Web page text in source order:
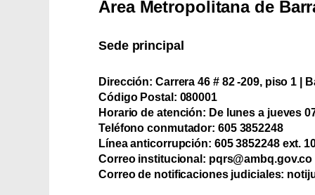
Área Metropolitana de
Sede principal
Dirección: Carrera 46 # 82 -209, piso 1 |
Código Postal: 080001
Horario de atención: De lunes a jueves
Teléfono conmutador: ‪605 3852248
Línea anticorrupción: ‪605 3852248 ext.
Correo institucional: pqrs@ambq.gov.co
Correo de notificaciones judiciales: